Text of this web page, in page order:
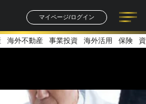
マイページ/ログイン
記事一覧 連載一覧
著者一覧 書籍一覧
海外不動産 事業投資 海外活用 保険